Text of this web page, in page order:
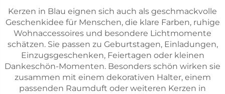
Kerzen in Blau eignen sich auch als geschmackvolle
Geschenkidee für Menschen, die klare Farben, ruhige
Wohnaccessoires und besondere Lichtmomente
schätzen. Sie passen zu Geburtstagen, Einladungen,
Einzugsgeschenken, Feiertagen oder kleinen
Dankeschön-Momenten. Besonders schön wirken sie
zusammen mit einem dekorativen Halter, einem
passenden Raumduft oder weiteren Kerzen in